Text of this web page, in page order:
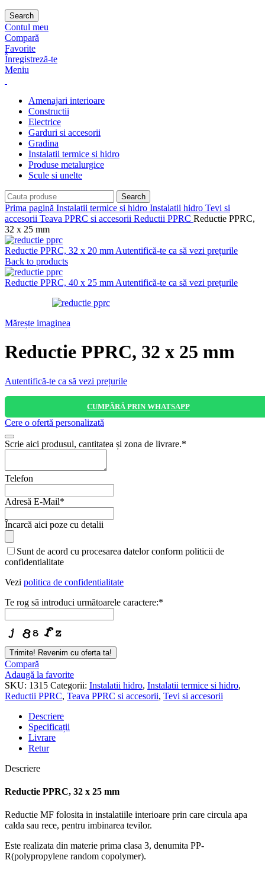
Search
Contul meu
Compară
Favorite
Înregistreză-te
Meniu
Amenajari interioare
Constructii
Electrice
Garduri si accesorii
Gradina
Instalatii termice si hidro
Produse metalurgice
Scule si unelte
Search
Prima pagină Instalatii termice si hidro Instalatii hidro Tevi si
accesorii Teava PPRC si accesorii Reductii PPRC Reductie PPRC,
32 x 25 mm
Reductie PPRC, 32 x 20 mm Autentifică-te ca să vezi prețurile
Back to products
Reductie PPRC, 40 x 25 mm Autentifică-te ca să vezi prețurile
Mărește imaginea
Reductie PPRC, 32 x 25 mm
Autentifică-te ca să vezi prețurile
CUMPĂRĂ PRIN WHATSAPP
Cere o ofertă personalizată
Scrie aici produsul, cantitatea și zona de livrare.*
Telefon
Adresă E-Mail*
Your
Website
Încarcă aici poze cu detalii
Sunt de acord cu procesarea datelor conform politicii de
confidentialitate
Vezi politica de confidentialitate
Te rog să introduci următoarele caractere:*
Trimite! Revenim cu oferta ta!
Compară
Adaugă la favorite
SKU: 1315 Categorii: Instalatii hidro, Instalatii termice si hidro,
Reductii PPRC, Teava PPRC si accesorii, Tevi si accesorii
Descriere
Specificații
Livrare
Retur
Descriere
Reductie PPRC, 32 x 25 mm
Reductie MF folosita in instalatiile interioare prin care circula apa
calda sau rece, pentru imbinarea tevilor.
Este realizata din materie prima clasa 3, denumita PP-
R(polypropylene random copolymer).